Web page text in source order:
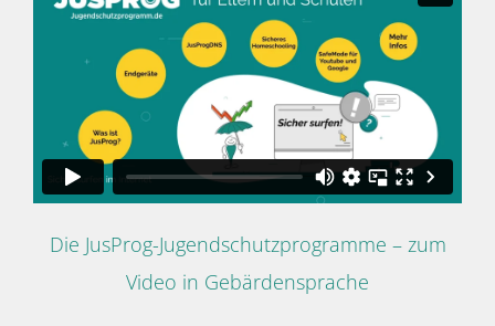
Die JusProg-Jugendschutzprogramme – zum
Video in Gebärdensprache